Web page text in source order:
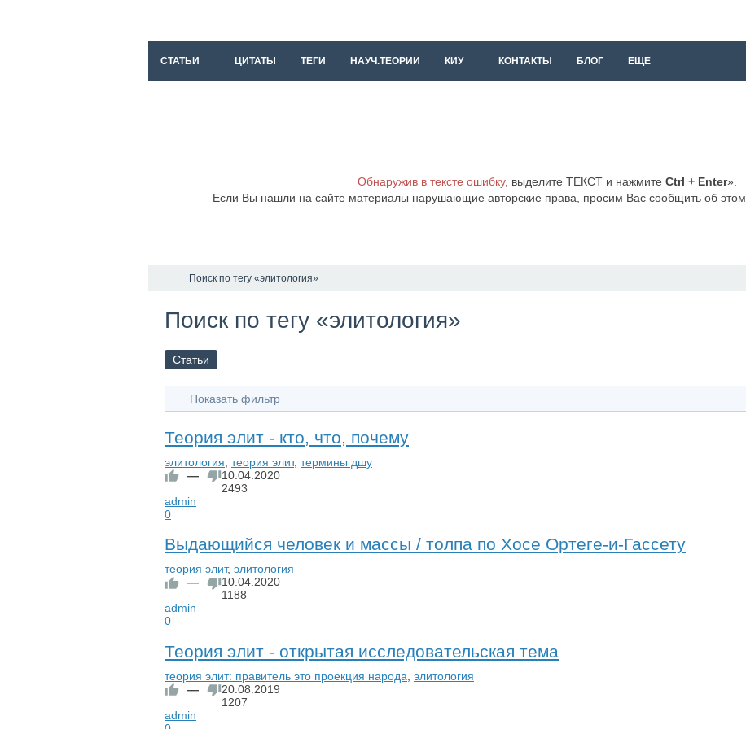
СТАТЬИ ЦИТАТЫ ТЕГИ НАУЧ.ТЕОРИИ КИУ КОНТАКТЫ БЛОГ ЕЩЕ
Обнаружив в тексте ошибку, выделите ТЕКСТ и нажмите Ctrl + Enter».
Если Вы нашли на сайте материалы нарушающие авторские права, просим Вас сообщить об этом
Поиск по тегу «элитология»
Поиск по тегу «элитология»
Статьи
Показать фильтр
Теория элит - кто, что, почему
элитология теория элит, термины дшу
—
10.04.2020
2493
admin
0
Выдающийся человек и массы / толпа по Хосе Ортеге-и-Гассету
теория элит, элитология
—
10.04.2020
1188
admin
0
Теория элит - открытая исследовательская тема
теория элит: правитель это проекция народа элитология
—
20.08.2019
1207
admin